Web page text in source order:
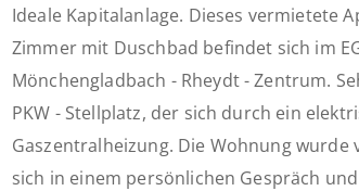
Ideale Kapitalanlage. Dieses vermietete
Zimmer mit Duschbad befindet sich im
Mönchengladbach - Rheydt - Zentrum.
PKW - Stellplatz, der sich durch ein
Gaszentralheizung. Die Wohnung
sich in einem persönlichen Gespräch